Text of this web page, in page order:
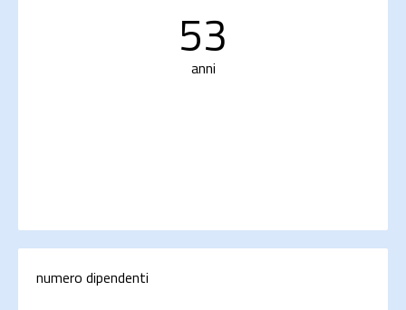
53
anni
numero dipendenti